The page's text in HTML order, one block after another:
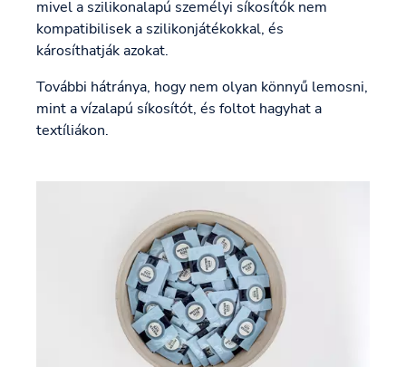
mivel a szilikonalapú személyi síkosítók nem
kompatibilisek a szilikonjátékokkal, és
károsíthatják azokat.
További hátránya, hogy nem olyan könnyű lemosni,
mint a vízalapú síkosítót, és foltot hagyhat a
textíliákon.